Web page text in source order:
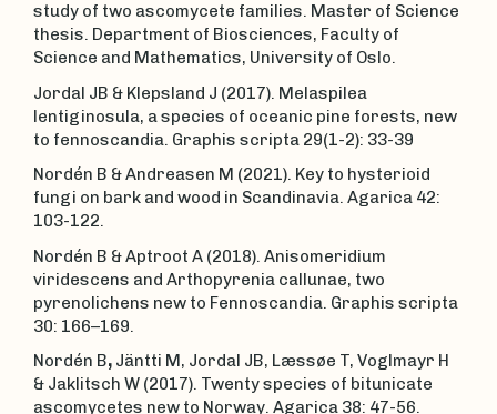
study of two ascomycete families. Master of Science
thesis. Department of Biosciences, Faculty of
Science and Mathematics, University of Oslo.
Jordal JB & Klepsland J (2017). Melaspilea
lentiginosula, a species of oceanic pine forests, new
to fennoscandia. Graphis scripta 29(1-2): 33-39
Nordén B & Andreasen M (2021). Key to hysterioid
fungi on bark and wood in Scandinavia. Agarica 42:
103-122.
Nordén B & Aptroot A (2018). Anisomeridium
viridescens and Arthopyrenia callunae, two
pyrenolichens new to Fennoscandia. Graphis scripta
30: 166–169.
Nordén B, Jäntti M, Jordal JB, Læssøe T, Voglmayr H
& Jaklitsch W (2017). Twenty species of bitunicate
ascomycetes new to Norway. Agarica 38: 47-56.